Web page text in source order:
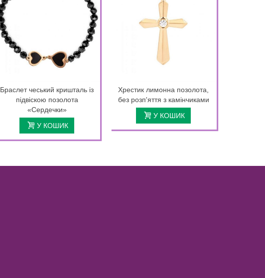
Браслет чеський кришталь із
підвіскою позолота
«Сердечки»
У КОШИК
Хрестик лимонна позолота,
без розп'яття з камінчиками
У КОШИК